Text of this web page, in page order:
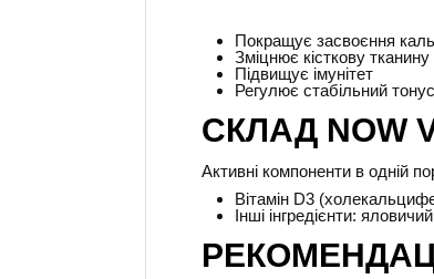
Покращує засвоєння
Зміцнює кісткову тканину
Підвищує імунітет
Регулює стабільний
СКЛАД NOW
Активні компоненти в одній
Вітамін D3
Інші інгредієнти: